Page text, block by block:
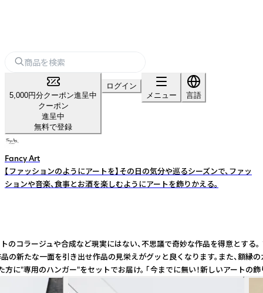
5,000円分クーポン進呈中
クーポン
進呈中
無料で登録
ログイン
メニュー
言語
Fancy Art
【ファッションのようにアートを】その日の気分や巡るシーズンで、ファッ
ションや音楽、食事とお酒を楽しむようにアートを飾りかえる。
ジュや合成など現実にはない、不思議で奇妙な作品を得意とす
たな一面を引き出せ作品の見栄えがグッと良くなります。また、
のハンガー"をセットでお届け。 「今までに無い！新しいアー